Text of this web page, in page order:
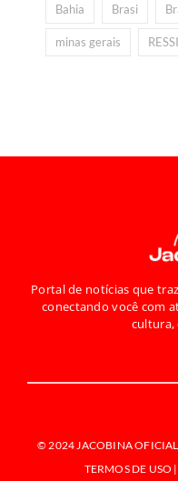
Bahia Brasi
minas gerais
Portal de notícias que
conectando você com
cultura,
© 2024 JACOBINA
TERMOS DE USO